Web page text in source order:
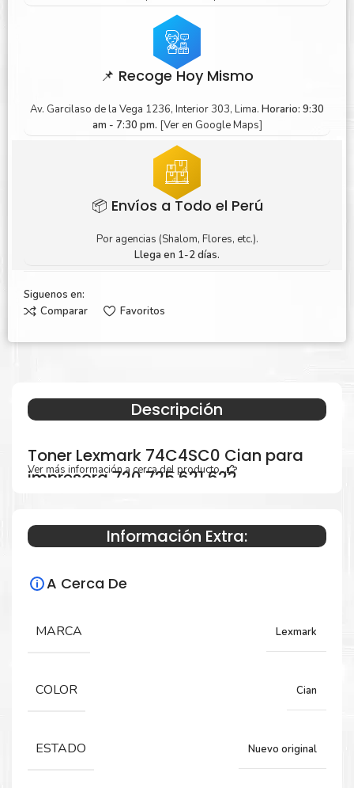
📌 Recoge Hoy Mismo
Av. Garcilaso de la Vega 1236, Interior 303, Lima. Horario: 9:30
am - 7:30 pm. [Ver en Google Maps]
📦 Envíos a Todo el Perú
Por agencias (Shalom, Flores, etc.).
Llega en 1-2 días.
Siguenos en:
Comparar
Favoritos
Descripción
Toner Lexmark 74C4SC0 Cian para
impresora 720 725 621 622
Especificaciones Técnicas
Para impresoras:
CX725dhe, CS725de, MS621dn, MS622de,
7,000 Páginas
Ver más información a cerca del producto...
Información Extra:
A Cerca De
MARCA Lexmark
COLOR Cian
ESTADO Nuevo original